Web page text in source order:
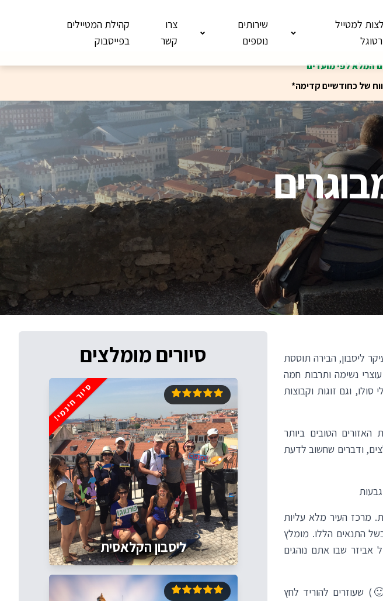
למטייל
שירותים
נוספים
צרו
קשר
קהילת המטיילים
בפייסבוק
המלא לפי מועדים
של כחודשיים קדימה*
וכמובן בעיקר ליסבון, הבירה תוססת
נשימה ותרבות חמה
וגם זוגות וקבוצות
האזורים הטובים ביותר
ודברים שחשוב לדעת
. מרכז העיר מלא עליות
התנאים הללו. מומלץ
אביזר שבו אתם נוהגים
שעוזרים להוריד לחץ
סיורים מומלצים
סיור חינמי!
ליסבון הקלאסית